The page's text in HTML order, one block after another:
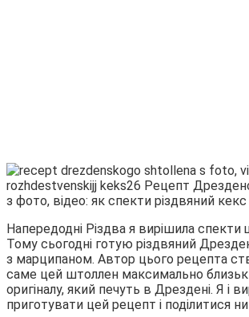
Напередодні Різдва я вирішила
Тому сьогодні готую різдвяний
з марципаном. Автор цього рецепта
саме цей штоллен максимально
оригіналу, який печуть в Дрездені. Я і
приготувати цей рецепт і поділитися